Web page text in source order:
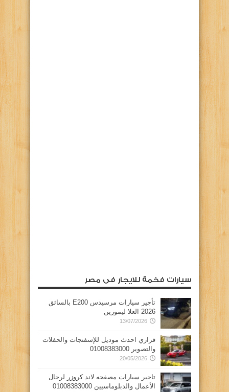
سيارات فخمة للايجار فى مصر
تأجير سيارات مرسيدس E200 بالسائق
2026 العلا ليموزين
13/07/2026
فراري احدث موديل للإسفنجات والحفلات
والتصوير 01008383000
20/05/2026
تاجير سيارات مصفحه لاند كروزر لرجال
الأعمال والدبلوماسيين 01008383000